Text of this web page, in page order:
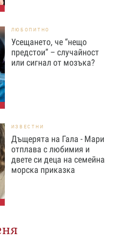
ЛЮБОПИТНО
Усещането, че “нещо
предстои” – случайност
или сигнал от мозъка?
ИЗВЕСТНИ
Дъщерята на Гала - Мари
отплава с любимия и
двете си деца на семейна
морска приказка